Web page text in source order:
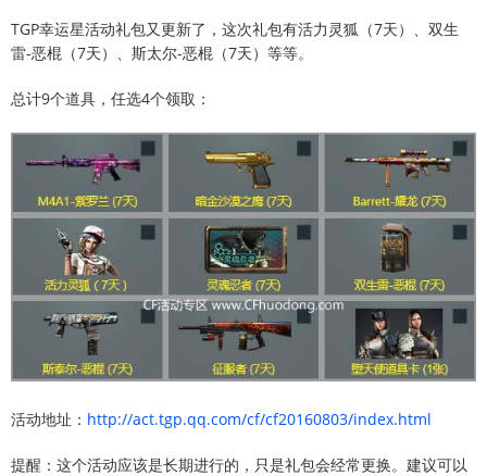
TGP幸运星活动礼包又更新了，这次礼包有活力灵狐（7天）、双生
雷-恶棍（7天）、斯太尔-恶棍（7天）等等。
总计9个道具，任选4个领取：
活动地址： http://act.tgp.qq.com/cf/cf20160803/index.html
提醒：这个活动应该是长期进行的，只是礼包会经常更换。建议可以